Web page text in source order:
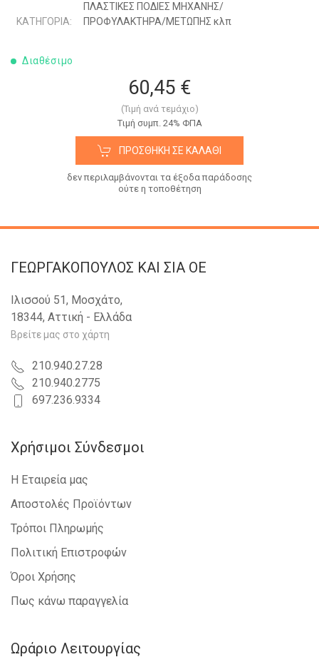
ΚΑΤΗΓΟΡΊΑ:
ΠΛΑΣΤΙΚΕΣ ΠΟΔΙΕΣ ΜΗΧΑΝΗΣ/
ΠΡΟΦΥΛΑΚΤΗΡΑ/ΜΕΤΩΠΗΣ κλπ
Διαθέσιμο
60,45 €
(Τιμή ανά τεμάχιο)
Tιμή συμπ. 24% ΦΠΑ
ΠΡΟΣΘΉΚΗ ΣΕ ΚΑΛΆΘΙ
δεν περιλαμβάνονται τα έξοδα παράδοσης
ούτε η τοποθέτηση
ΓΕΩΡΓΑΚΟΠΟΥΛΟΣ KAI ΣΙΑ OE
Ιλισσού 51, Μοσχάτο,
18344, Αττική - Ελλάδα
Βρείτε μας στο χάρτη
210.940.27.28
210.940.2775
697.236.9334
Χρήσιμοι Σύνδεσμοι
Η Εταιρεία μας
Αποστολές Προϊόντων
Τρόποι Πληρωμής
Πολιτική Επιστροφών
Όροι Χρήσης
Πως κάνω παραγγελία
Ωράριο Λειτουργίας